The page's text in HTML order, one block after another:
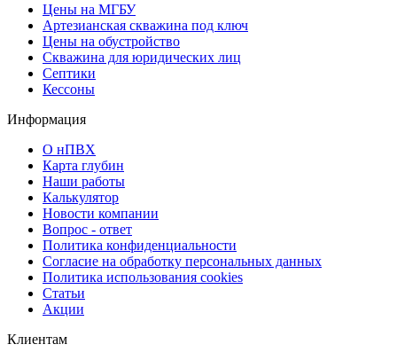
Цены на МГБУ
Артезианская скважина под ключ
Цены на обустройство
Скважина для юридических лиц
Септики
Кессоны
Информация
О нПВХ
Карта глубин
Наши работы
Калькулятор
Новости компании
Вопрос - ответ
Политика конфиденциальности
Согласие на обработку персональных данных
Политика использования cookies
Статьи
Акции
Клиентам